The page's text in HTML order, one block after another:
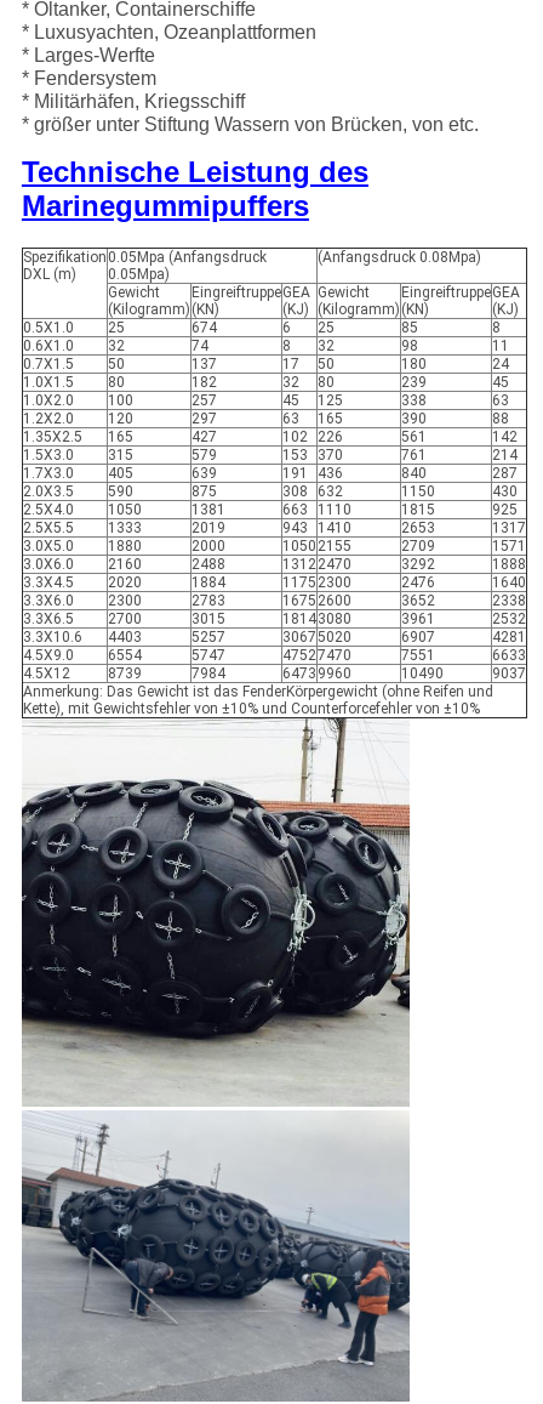
* Öltanker, Containerschiffe
* Luxusyachten, Ozeanplattformen
* Larges-Werfte
* Fendersystem
* Militärhäfen, Kriegsschiff
* größer unter Stiftung Wassern von Brücken, von etc.
Technische Leistung des
Marinegummipuffers
Spezifikation
DXL (m)
0.05Mpa (Anfangsdruck
0.05Mpa)
(Anfangsdruck 0.08Mpa)
Gewicht
(Kilogramm)
Eingreiftruppe
(KN)
GEA
(KJ)
Gewicht
(Kilogramm)
Eingreiftruppe
(KN)
GEA
(KJ)
0.5X1.0
25 674 6 25 85
8
0.6X1.0
32 74 8 32 98
11
0.7X1.5
50 137 17 50 180
24
1.0X1.5
80 182 32 80 239
45
1.0X2.0
100 257 45 125 338
63
1.2X2.0
120 297 63 165 390
88
1.35X2.5
165 427 102 226 561
142
1.5X3.0
315 579 153 370 761
214
1.7X3.0
405 639 191 436 840
287
2.0X3.5
590 875 308 632 1150
430
2.5X4.0
1050 1381 663 1110 1815
925
2.5X5.5
1333 2019 943 1410 2653
1317
3.0X5.0
1880 2000 1050 2155 2709
1571
3.0X6.0
2160 2488 13122470 3292
1888
3.3X4.5
2020 1884 1175 2300 2476
1640
3.3X6.0
2300 2783 1675 2600 3652
2338
3.3X6.5
2700 3015 18143080 3961
2532
3.3X10.6
4403 5257 30675020 6907
4281
4.5X9.0
6554 5747 47527470 7551
6633
4.5X12
8739 7984 6473 9960 10490
9037
Anmerkung: Das Gewicht ist das FenderKörpergewicht (ohne Reifen und
Kette), mit Gewichtsfehler von ±10% und Counterforcefehler von ±10%